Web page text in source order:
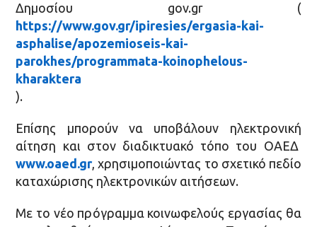
Δημοσίου gov.gr (
https://www.gov.gr/ipiresies/ergasia-kai-
asphalise/apozemioseis-kai-
parokhes/programmata-koinophelous-
kharaktera
).
Επίσης μπορούν να υποβάλουν ηλεκτρονική
αίτηση και στον διαδικτυακό τόπο του ΟΑΕΔ
www.oaed.gr, χρησιμοποιώντας το σχετικό πεδίο
καταχώρισης ηλεκτρονικών αιτήσεων.
Με το νέο πρόγραμμα κοινωφελούς εργασίας θα